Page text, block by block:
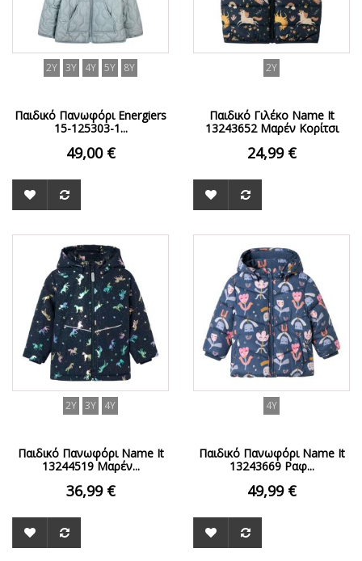
2Y 3Y 4Y 5Y 8Y
Παιδικό Πανωφόρι Energiers
15-125303-1...
49,00 €
2Y
Παιδικό Γιλέκο Name It
13243652 Μαρέν Κορίτσι
24,99 €
2Y 3Y 4Y
Παιδικό Πανωφόρι Name It
13244519 Μαρέν...
36,99 €
4Y
Παιδικό Πανωφόρι Name It
13243669 Ραφ...
49,99 €